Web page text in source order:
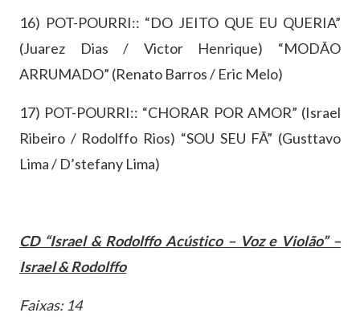
16) POT-POURRI:: “DO JEITO QUE EU QUERIA”
(Juarez Dias / Victor Henrique) “MODÃO
ARRUMADO” (Renato Barros / Eric Melo)
17) POT-POURRI:: “CHORAR POR AMOR” (Israel
Ribeiro / Rodolffo Rios) “SOU SEU FÃ” (Gusttavo
Lima / D’stefany Lima)
CD “Israel & Rodolffo Acústico – Voz e Violão” –
Israel & Rodolffo
Faixas: 14